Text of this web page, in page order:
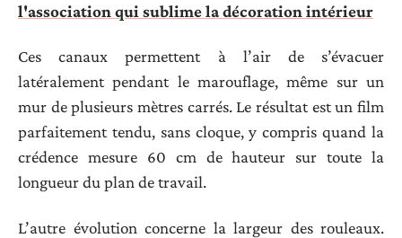
l'association qui sublime la décoration intérieur
Ces canaux permettent à l’air de s’évacuer
latéralement pendant le marouflage, même sur un
mur de plusieurs mètres carrés. Le résultat est un film
parfaitement tendu, sans cloque, y compris quand la
crédence mesure 60 cm de hauteur sur toute la
longueur du plan de travail.
L’autre évolution concerne la largeur des rouleaux.